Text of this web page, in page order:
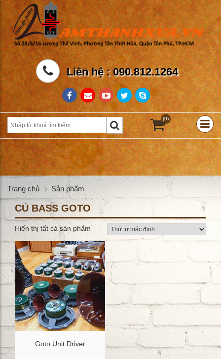
Liên hệ : 090.812.1264
(0)
Trang chủ Sản phẩm
CỦ BASS GOTO
Hiển thị tất cả sản phẩm
Goto Unit Driver